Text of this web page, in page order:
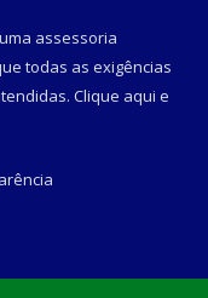
assessoria
todas as exigências
Clique aqui e